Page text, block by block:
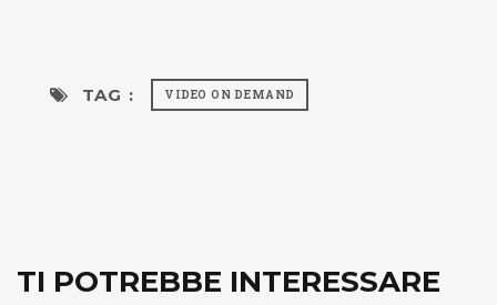
TAG : VIDEO ON DEMAND
TI POTREBBE INTERESSARE